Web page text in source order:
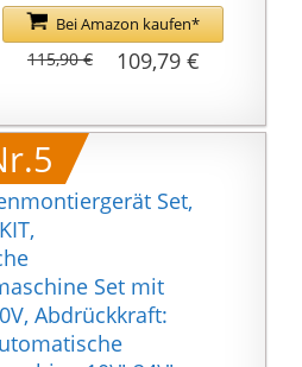
und
Fahrerlebnis
bieten.
sorgt für
Die Basis
für die Stabilität
tragbaren Bubble-
Balancers
des
Bei Amazon kaufen*
109,79 €
115,90 €
Set,
Set mit
Abdrückkraft: